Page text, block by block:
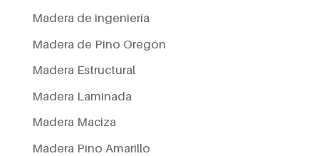
Madera de ingeniería
Madera de Pino Oregón
Madera Estructural
Madera Laminada
Madera Maciza
Madera Pino Amarillo